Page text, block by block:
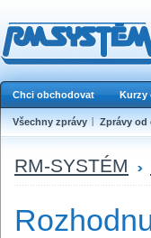
Chci obchodovat Kurzy
Všechny zprávy Zprávy od
RM-SYSTÉM